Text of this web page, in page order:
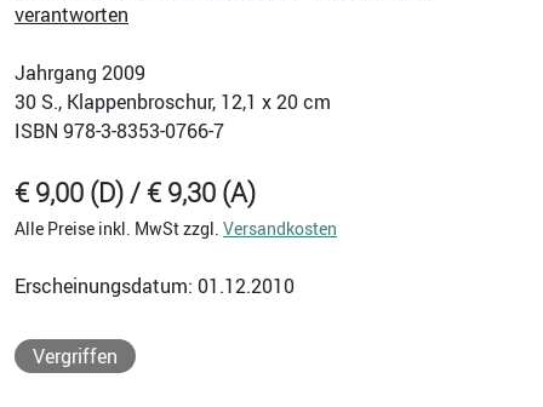
verantworten
Jahrgang 2009
30 S., Klappenbroschur, 12,1 x 20 cm
ISBN 978-3-8353-0766-7
€ 9,00 (D) / € 9,30 (A)
Alle Preise inkl. MwSt zzgl. Versandkosten
Erscheinungsdatum: 01.12.2010
Vergriffen